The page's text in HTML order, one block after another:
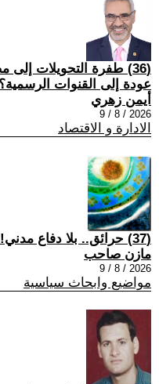
(36) طفرة التحويلات
عودة إلى القنوات الرسمية؟
أيمن زهري
2026 / 8 / 9
الادارة و الاقتصاد
(37) حرائق.. بلا دفاع مدني!!
مازن صاحب
2026 / 8 / 9
مواضيع وابحاث سياسية